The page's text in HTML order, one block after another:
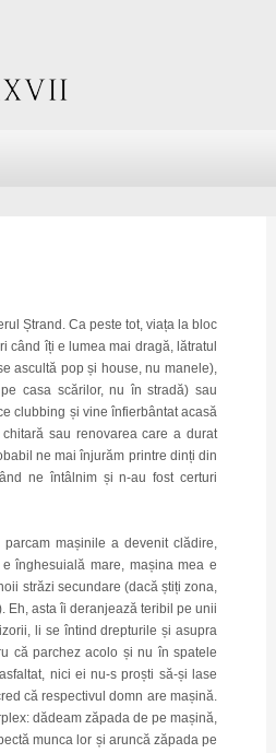
Ștrand. Ca peste tot, viața la bloc
când îți e lumea mai dragă, lătratul
ascultă pop și house, nu manele),
casa scărilor, nu în stradă) sau
clubbing și vine înfierbântat acasă
sau renovarea care a durat
ne mai înjurăm printre dinți din
ne întâlnim și n-au fost certuri
mașinile a devenit clădire,
înghesuială mare, mașina mea e
străzi secundare (dacă știți zona,
Eh, asta îi deranjează teribil pe unii
li se întind drepturile și asupra
că parchez acolo și nu în spatele
nici ei nu-s proști să-și lase
că respectivul domn are mașină.
dădeam zăpada de pe mașină,
munca lor și aruncă zăpada pe